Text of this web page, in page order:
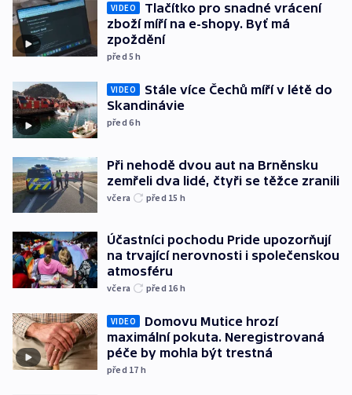
VIDEO
Tlačítko pro snadné vrácení
zboží míří na e-shopy. Byť má
zpoždění
před 5h
VIDEO
Stále více Čechů míří v létě do
Skandinávie
před 6h
Při nehodě dvou aut na Brněnsku
zemřeli dva lidé, čtyři se těžce zranili
včera před 15 h
Účastníci pochodu Pride upozorňují
na trvající nerovnosti i společenskou
atmosféru
včera před 16 h
VIDEO
Domovu Mutice hrozí
maximální pokuta. Neregistrovaná
péče by mohla být trestná
před 17 h